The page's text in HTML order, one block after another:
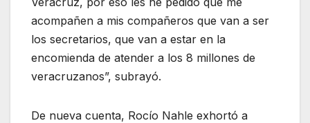
acompañen a mis compañeros que van a ser
los secretarios, que van a estar en la
encomienda de atender a los 8 millones de
veracruzanos”, subrayó.
De nueva cuenta, Rocío Nahle exhortó a